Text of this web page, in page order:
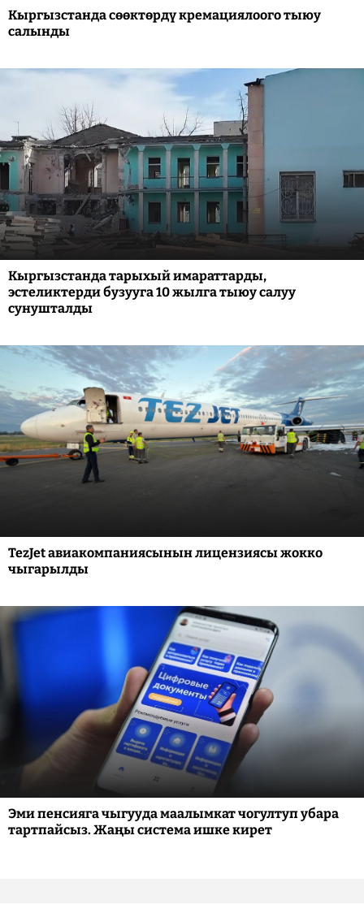
Кыргызстанда сөөктөрдү кремациялоого тыюу
салынды
Кыргызстанда тарыхый имараттарды,
эстеликтерди бузууга 10 жылга тыюу салуу
сунушталды
TezJet авиакомпаниясынын лицензиясы жокко
чыгарылды
Эми пенсияга чыгууда маалымкат чогултуп убара
тартпайсыз. Жаңы система ишке кирет